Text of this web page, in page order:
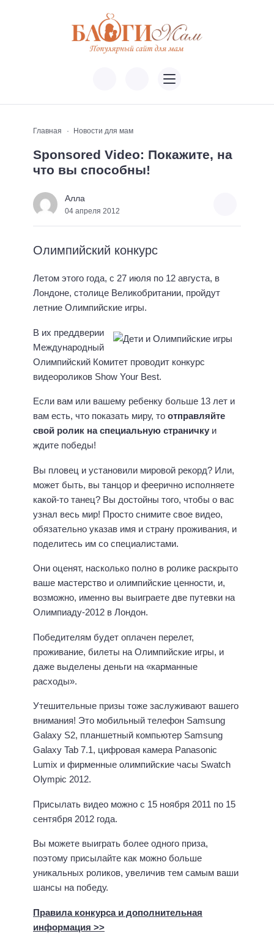
Главная Новости для мам
Sponsored Video: Покажите, на
что вы способны!
Алла
04 апреля 2012
Олимпийский конкурс
Летом этого года, с 27 июля по 12 августа, в
Лондоне, столице Великобритании, пройдут
летние Олимпийские игры.
В их преддверии
Международный
Олимпийский Комитет проводит конкурс
видеороликов Show Your Best.
Если вам или вашему ребенку больше 13 лет и
вам есть, что показать миру, то отправляйте
свой ролик на специальную страничку и
ждите победы!
Вы пловец и установили мировой рекорд? Или,
может быть, вы танцор и феерично исполняете
какой-то танец? Вы достойны того, чтобы о вас
узнал весь мир! Просто снимите свое видео,
обязательно указав имя и страну проживания, и
поделитесь им со специалистами.
Они оценят, насколько полно в ролике раскрыто
ваше мастерство и олимпийские ценности, и,
возможно, именно вы выиграете две путевки на
Олимпиаду-2012 в Лондон.
Победителям будет оплачен перелет,
проживание, билеты на Олимпийские игры, и
даже выделены деньги на «карманные
расходы».
Утешительные призы тоже заслуживают вашего
внимания! Это мобильный телефон Samsung
Galaxy S2, планшетный компьютер Samsung
Galaxy Tab 7.1, цифровая камера Panasonic
Lumix и фирменные олимпийские часы Swatch
Olympic 2012.
Присылать видео можно с 15 ноября 2011 по 15
сентября 2012 года.
Вы можете выиграть более одного приза,
поэтому присылайте как можно больше
уникальных роликов, увеличив тем самым ваши
шансы на победу.
Правила конкурса и дополнительная
информация >>